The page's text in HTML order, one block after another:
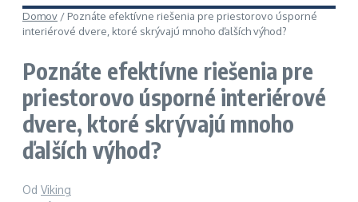
Domov / Poznáte efektívne riešenia pre priestorovo úsporné
interiérové dvere, ktoré skrývajú mnoho ďalších výhod?
Poznáte efektívne riešenia pre
priestorovo úsporné interiérové
dvere, ktoré skrývajú mnoho
ďalších výhod?
Od Viking